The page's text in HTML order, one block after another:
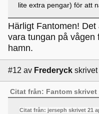
lite extra pengar) för att
Härligt Fantomen!
vara tungan på vågen
hamn.
#12 av Frederyck
Citat från: Fantom skrivet
Citat från: jerseph skrivet 21